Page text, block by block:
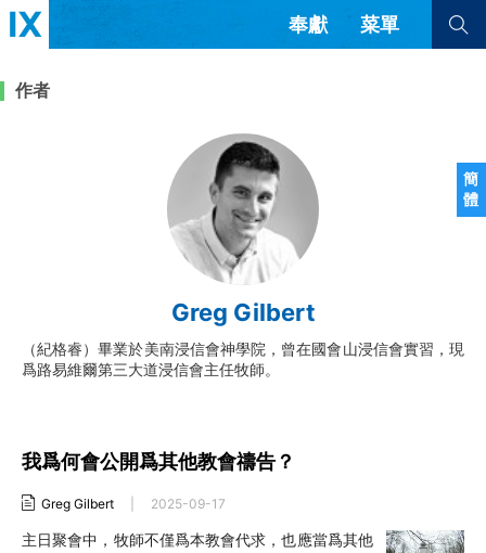
簡
體
奉獻 菜單
書評 訪談
解經式講道與神學
福音傳講與宣教 成員制與教會紀律
查看全部
查看全部
隱私條款
正體中文
西班牙語
葡萄牙語
俄語
烏茲別克語
达里语
韓語
土耳其語
作者
Greg Gilbert
（紀格睿）畢業於美南浸信會神學院，曾在國會山浸信會實習，現
爲路易維爾第三大道浸信會主任牧師。
我爲何會公開爲其他教會禱告？
Greg Gilbert 2025-09-17
主日聚會中，牧師不僅爲本教會代求，也應當爲其他